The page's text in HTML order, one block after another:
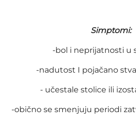
Simptomi:
-bol i neprijatnosti u
-nadutost I pojačano
- učestale stolice ili
-obično se smenjuju periodi